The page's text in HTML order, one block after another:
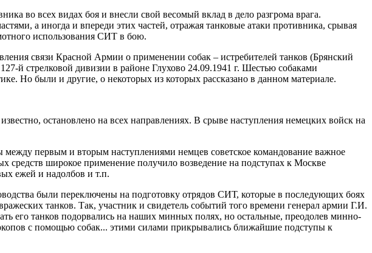
во всех видах боя и внесли свой весомый вклад в дело разгрома врага.
а иногда и впереди этих частей, отражая танковые атаки противника, срывая
использования СИТ в бою.
связи Красной Армии о применении собак – истребителей танков (Брянский
й стрелковой дивизии в районе Глухово 24.09.1941 г. Шестью собаками
Но были и другие, о некоторых из которых рассказано в данном материале.
остановлено на всех направлениях. В срыве наступления немецких войск на
первым и вторым наступлениями немцев советское командование важное
широкое применение получило возведение на подступах к Москве
ежей и надолбов и т.п.
были переключены на подготовку отрядов СИТ, которые в последующих боях
танков. Так, участник и свидетель событий того времени генерал армии Г.И.
его танков подорвались на наших минных полях, но остальные, преодолев минно-
с помощью собак... этими силами прикрывались ближайшие подступы к